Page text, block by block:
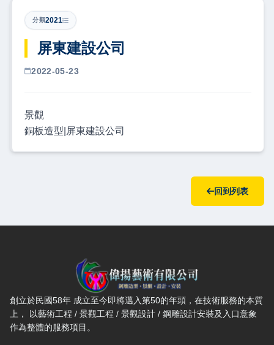
分類2021
屏東建設公司
2022-05-23
景觀
銅板造型|屏東建設公司
回到列表
偉揚藝術有限公司 — 網站概要、主導覽與聯絡方式
創立於民國58年 成立至今即將邁入第50的年頭，在技術服務的本質
上， 以藝術工程 / 景觀工程 / 景觀設計 / 鋼雕設計安裝及入口意象
作為整體的服務項目。